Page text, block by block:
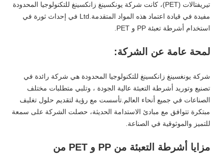
تيريفتالات (PET)، كانت شركة يونكسينغ زانكسينغ للتكنولوجيا المحدودة
مفيدة في قيادة اعتماد هذه المواد المتقدمة.Ltd في إحداث ثورة في
استخدام أشرطة تعبئة PP و PET.
لمحة عامة عن الشركة:
شركة يونغسينغ زانكسينغ للتكنولوجيا المحدودة هي شركة رائدة في
تصنيع وتوريد أشرطة التعبئة عالية الجودة ، وتلبي متطلبات مختلف
الصناعات في جميع أنحاء العالم.تأسست مع رؤية لتقديم حلول تغليف
مبتكرة تتوافق مع مبادئ الاستدامة الحديثة، حصلت الشركة على سمعة
للتميز والموثوقية في الصناعة.
مزايا أشرطة التعبئة من PP و PET من